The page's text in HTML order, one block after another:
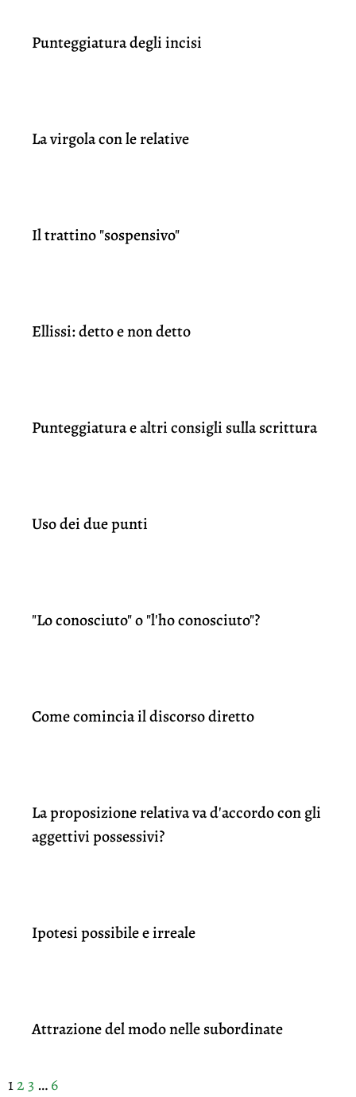
Punteggiatura degli incisi
La virgola con le relative
Il trattino "sospensivo"
Ellissi: detto e non detto
Punteggiatura e altri consigli sulla scrittura
Uso dei due punti
"Lo conosciuto" o "l'ho conosciuto"?
Come comincia il discorso diretto
La proposizione relativa va d'accordo con gli
aggettivi possessivi?
Ipotesi possibile e irreale
Attrazione del modo nelle subordinate
123 …6